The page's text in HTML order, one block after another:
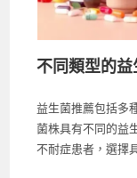
不同類型的
益生菌推薦包括多
菌株具有不同的益
不耐症患者，選擇